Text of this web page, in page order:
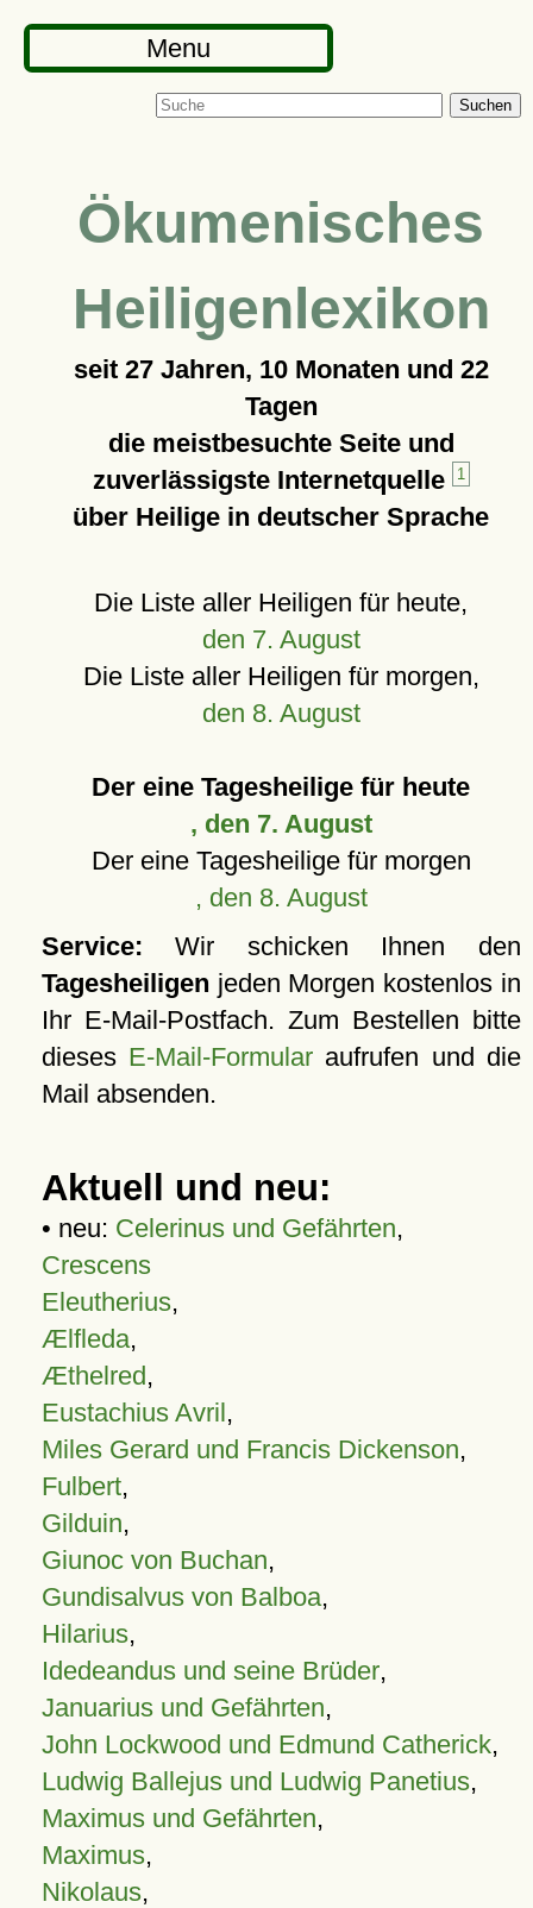
Menu
Suchen
Ökumenisches
Heiligenlexikon
seit 27 Jahren, 10 Monaten und 22
Tagen
die meistbesuchte Seite und
zuverlässigste Internetquelle
1
über Heilige in deutscher Sprache
Die Liste aller Heiligen für heute,
den 7. August
Die Liste aller Heiligen für morgen,
den 8. August
Der eine Tagesheilige für heute
, den 7. August
Der eine Tagesheilige für morgen
, den 8. August
Service: Wir schicken Ihnen den
Tagesheiligen jeden Morgen kostenlos in
Ihr E-Mail-Postfach. Zum Bestellen bitte
dieses E-Mail-Formular aufrufen und die
Mail absenden.
Aktuell und neu:
• neu: Celerinus und Gefährten,
Crescens
Eleutherius,
Ælfleda,
Æthelred,
Eustachius Avril,
Miles Gerard und Francis Dickenson,
Fulbert,
Gilduin,
Giunoc von Buchan,
Gundisalvus von Balboa,
Hilarius,
Idedeandus und seine Brüder,
Januarius und Gefährten,
John Lockwood und Edmund Catherick,
Ludwig Ballejus und Ludwig Panetius,
Maximus und Gefährten,
Maximus,
Nikolaus,